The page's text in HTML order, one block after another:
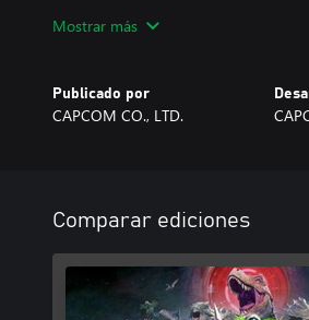
visita el sitio web oficial de Capcom
imprevistas.
Mostrar más
Publicado por
CAPCOM CO., LTD.
Comparar ediciones